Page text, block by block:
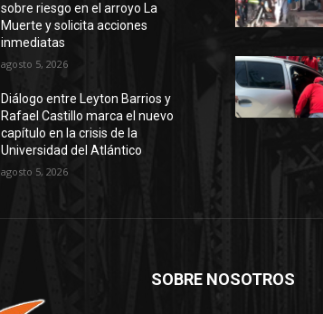
sobre riesgo en el arroyo La
Muerte y solicita acciones
inmediatas
agosto 5, 2026
Diálogo entre Leyton Barrios y
Rafael Castillo marca el nuevo
capítulo en la crisis de la
Universidad del Atlántico
agosto 5, 2026
SOBRE NOSOTROS